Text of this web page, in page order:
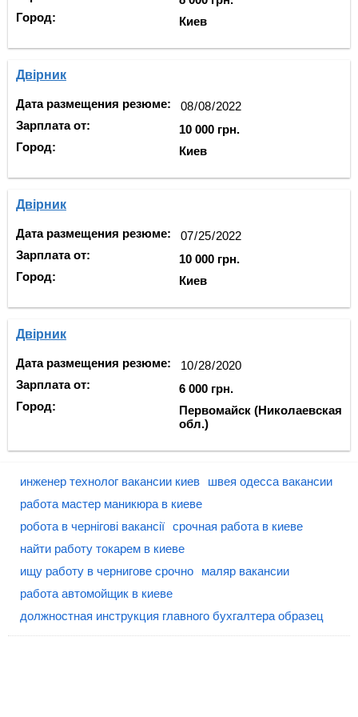
Город:
Киев
Двірник
Дата размещения резюме:
Зарплата от:
Город:
10 000 грн.
Киев
Двірник
Дата размещения резюме:
Зарплата от:
Город:
10 000 грн.
Киев
Двірник
Дата размещения резюме:
Зарплата от:
Город:
6 000 грн.
Первомайск (Николаевская
обл.)
инженер технолог вакансии киев
швея одесса вакансии
работа мастер маникюра в киеве
робота в чернігові вакансії срочная работа в киеве
найти работу токарем в киеве
ищу работу в чернигове срочно
маляр вакансии
работа автомойщик в киеве
должностная инструкция главного бухгалтера образец